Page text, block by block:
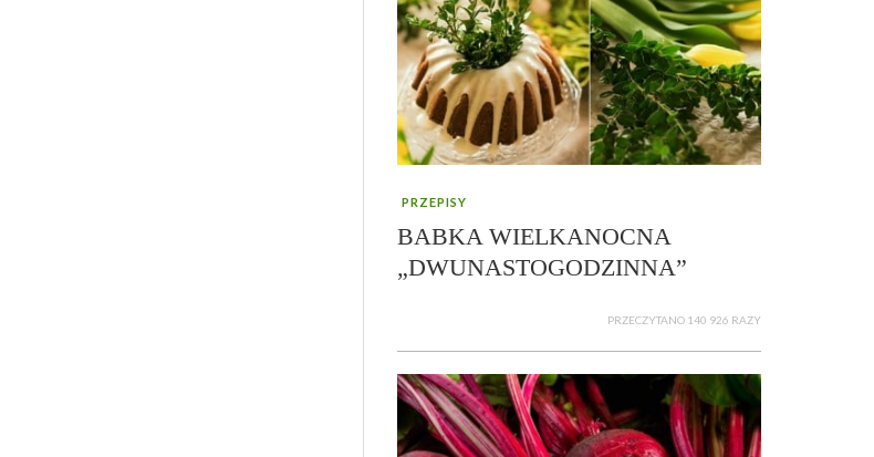
PRZEPISY
BABKA WIELKANOCNA
„DWUNASTOGODZINNA”
PRZECZYTANO 140 926 RAZY